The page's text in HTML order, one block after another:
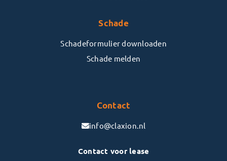
Schade
Schadeformulier downloaden
Schade melden
Contact
info@claxion.nl
Contact voor lease